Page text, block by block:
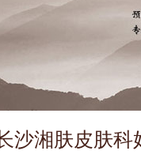
沙湘肤皮肤科